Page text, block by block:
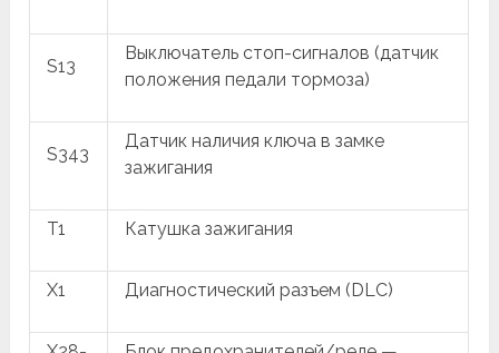
S13
Выключатель стоп-сигналов (датчик
положения педали тормоза)
S343
Датчик наличия ключа в замке
зажигания
T1 Катушка зажигания
X1 Диагностический разъем (DLC)